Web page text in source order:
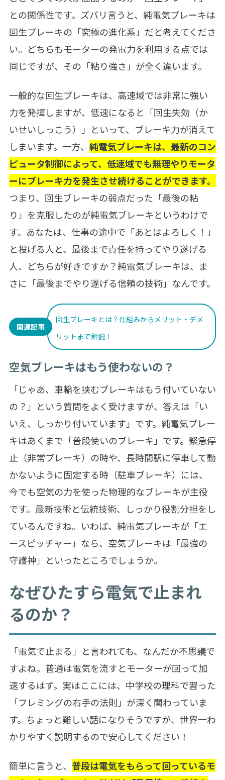
との関係性です。ズバリ言うと、純電気ブレーキは
回生ブレーキの「究極の進化系」だと考えてくださ
い。どちらもモーターの発電力を利用する点では
同じですが、その「粘り強さ」が全く違います。
一般的な回生ブレーキは、高速域では非常に強い
力を発揮しますが、低速になると「回生失効（か
いせいしっこう）」といって、ブレーキ力が消えて
しまいます。一方、 純電気ブレーキは、最新のコン
ピュータ制御によって、低速域でも無理やりモータ
ーにブレーキ力を発生させ続けることができます。
つまり、回生ブレーキの弱点だった「最後の粘
り」を克服したのが純電気ブレーキというわけで
す。あなたは、仕事の途中で「あとはよろしく！」
と投げる人と、最後まで責任を持ってやり遂げる
人、どちらが好きですか？純電気ブレーキは、ま
さに「最後までやり遂げる信頼の技術」なんです。
関連記事
回生ブレーキとは？仕組みからメリット・デメ
リットまで解説！
空気ブレーキはもう使わないの？
「じゃあ、車輪を挟むブレーキはもう付いていない
の？」という質問をよく受けますが、答えは「い
いえ、しっかり付いています」です。純電気ブレー
キはあくまで「普段使いのブレーキ」です。緊急停
止（非常ブレーキ）の時や、長時間駅に停車して動
かないように固定する時（駐車ブレーキ）には、
今でも空気の力を使った物理的なブレーキが主役
です。最新技術と伝統技術、しっかり役割分担をし
ているんですね。いわば、純電気ブレーキが「エ
ースピッチャー」なら、空気ブレーキは「最強の
守護神」といったところでしょうか。
なぜひたすら電気で止まれ
るのか？
「電気で止まる」と言われても、なんだか不思議で
すよね。普通は電気を流すとモーターが回って加
速するはず。実はここには、中学校の理科で習った
「フレミングの右手の法則」が深く関わっていま
す。ちょっと難しい話になりそうですが、世界一わ
かりやすく説明するので安心してください！
簡単に言うと、 普段は電気をもらって回っているモ